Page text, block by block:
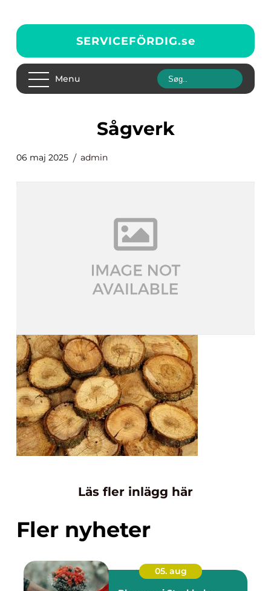
SERVICEFÖRDIG.se
Menu
Sågverk
06 maj 2025 admin
Läs fler inlägg här
Fler nyheter
05. aug